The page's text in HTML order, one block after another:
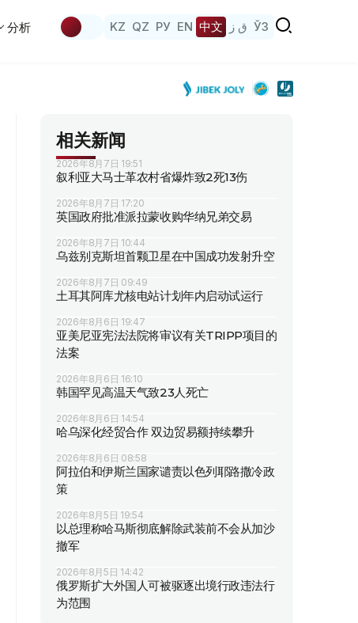
分析 KZ QZ РУ EN 中文 ق ز ЎЗ
相关新闻
2026年8月7日 19:51
叙利亚大马士革农村省爆炸致2死13伤
2026年8月7日 17:20
英国政府批准派拉蒙收购华纳兄弟交易
2026年8月7日 10:44
乌兹别克斯坦首颗卫星在中国成功发射升空
2026年8月7日 09:49
土耳其阿库尤核电站计划年内启动试运行
2026年8月6日 19:47
亚美尼亚宪法法院将审议有关TRIPP项目的
法案
2026年8月6日 16:10
韩国罕见高温天气致23人死亡
2026年8月6日 14:54
哈乌深化经贸合作 双边贸易额持续攀升
2026年8月6日 08:58
阿拉伯和伊斯兰国家谴责以色列耶路撒冷政
策
2026年8月5日 19:54
以总理称哈马斯彻底解除武装前不会从加沙
撤军
2026年8月5日 14:42
俄罗斯扩大外国人可被驱逐出境行政违法行
为范围